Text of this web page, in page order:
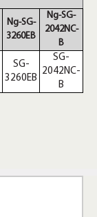
Ng-SG-
3260EB
Ng-SG-
2042NC-
B
SG-
3260EB
SG-
2042NC-
B